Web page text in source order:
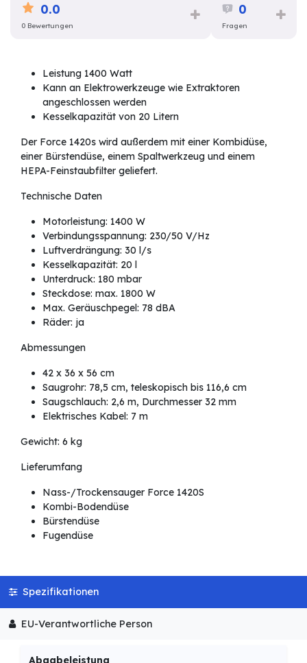
0.0
0 Bewertungen
0
Fragen
Leistung 1400 Watt
Kann an Elektrowerkzeuge wie Extraktoren
angeschlossen werden
Kesselkapazität von 20 Litern
Der Force 1420s wird außerdem mit einer Kombidüse,
einer Bürstendüse, einem Spaltwerkzeug und einem
HEPA-Feinstaubfilter geliefert.
Technische Daten
Motorleistung: 1400 W
Verbindungsspannung: 230/50 V/Hz
Luftverdrängung: 30 l/s
Kesselkapazität: 20 l
Unterdruck: 180 mbar
Steckdose: max. 1800 W
Max. Geräuschpegel: 78 dBA
Räder: ja
Abmessungen
42 x 36 x 56 cm
Saugrohr: 78,5 cm, teleskopisch bis 116,6 cm
Saugschlauch: 2,6 m, Durchmesser 32 mm
Elektrisches Kabel: 7 m
Gewicht: 6 kg
Lieferumfang
Nass-/Trockensauger Force 1420S
Kombi-Bodendüse
Bürstendüse
Fugendüse
Spezifikationen
EU-Verantwortliche Person
Abgabeleistung